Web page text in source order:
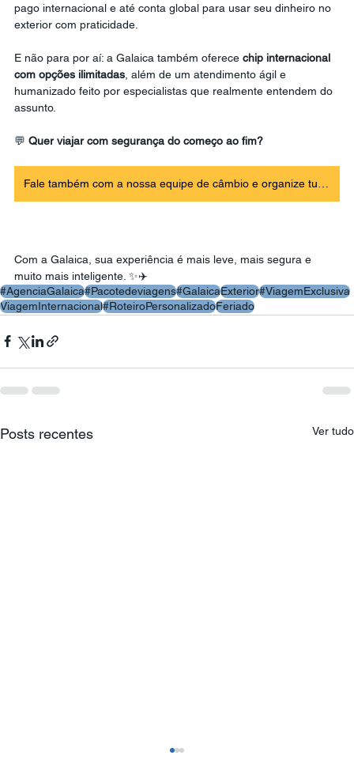
pago internacional e até conta global para usar seu dinheiro no
exterior com praticidade.
E não para por aí: a Galaica também oferece chip internacional
com opções ilimitadas , além de um atendimento ágil e
humanizado feito por especialistas que realmente entendem do
assunto.
💬 Quer viajar com segurança do começo ao fim?
Com a Galaica, sua experiência é mais leve, mais segura e
muito mais inteligente. ✨✈️
#AgenciaGalaica#Pacotedeviagens#GalaicaExterior#ViagemExclusiva
ViagemInternacional#RoteiroPersonalizadoFeriado
Posts recentes Ver tudo